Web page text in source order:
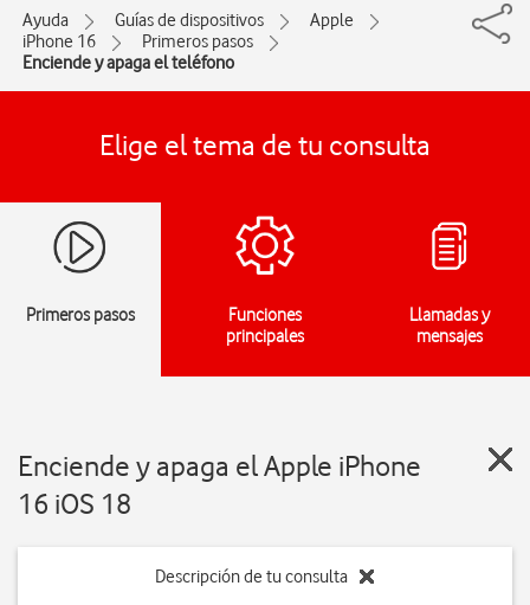
Ayuda Guías de dispositivos
Apple
iPhone 16
Primeros pasos
Enciende y apaga el teléfono
Elige el tema de tu consulta
Primeros pasos
Funciones
principales
Llamadas y
mensajes
Enciende y apaga el Apple iPhone
16 iOS 18
Descripción de tu consulta